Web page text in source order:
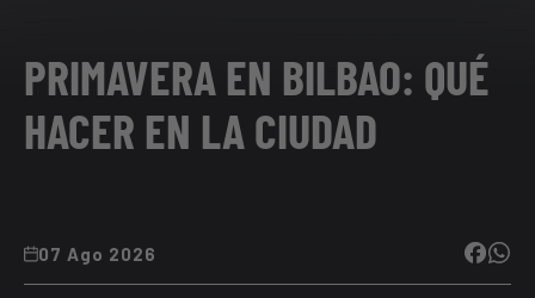
PRIMAVERA EN BILBAO: QUÉ
HACER EN LA CIUDAD
07 Ago 2026